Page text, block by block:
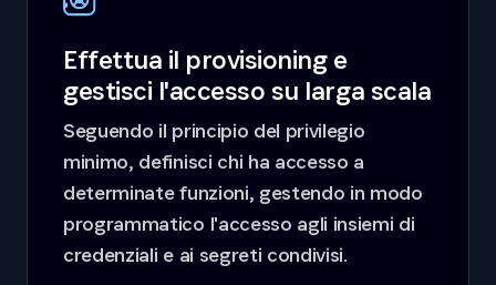
Effettua il provisioning e
gestisci l'accesso su larga scala
Seguendo il principio del privilegio
minimo, definisci chi ha accesso a
determinate funzioni, gestendo in modo
programmatico l'accesso agli insiemi di
credenziali e ai segreti condivisi.